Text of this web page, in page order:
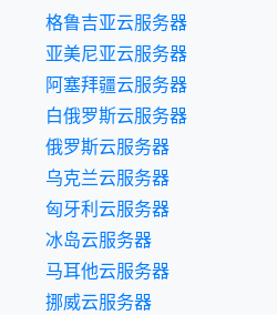
格鲁吉亚云服务器
亚美尼亚云服务器
阿塞拜疆云服务器
白俄罗斯云服务器
俄罗斯云服务器
乌克兰云服务器
匈牙利云服务器
冰岛云服务器
马耳他云服务器
挪威云服务器